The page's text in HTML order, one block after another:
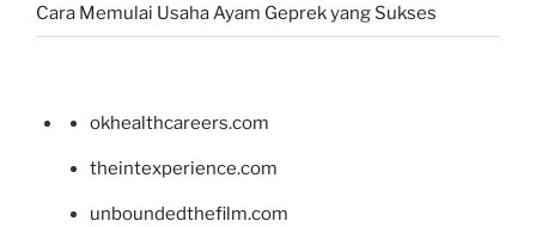
Cara Memulai Usaha Ayam Geprek yang Sukses
okhealthcareers.com
theintexperience.com
unboundedthefilm.com